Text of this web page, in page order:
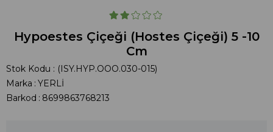
Hypoestes Çiçeği (Hostes Çiçeği) 5 -10
Cm
Stok Kodu
(ISY.HYP.OOO.030-015)
Marka : YERLİ
Barkod : 8699863768213